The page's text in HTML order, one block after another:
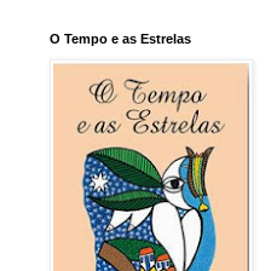
O Tempo e as Estrelas